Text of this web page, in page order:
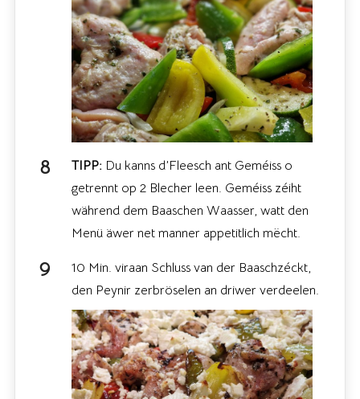
TIPP:Du kanns d’Fleesch ant Geméiss o
getrennt op 2 Blecher leen. Geméiss zéiht
während dem Baaschen Waasser, watt den
Menü äwer net manner appetitlich mëcht.
10 Min. viraan Schluss van der Baaschzéckt,
den Peynir zerbröselen an driwer verdeelen.